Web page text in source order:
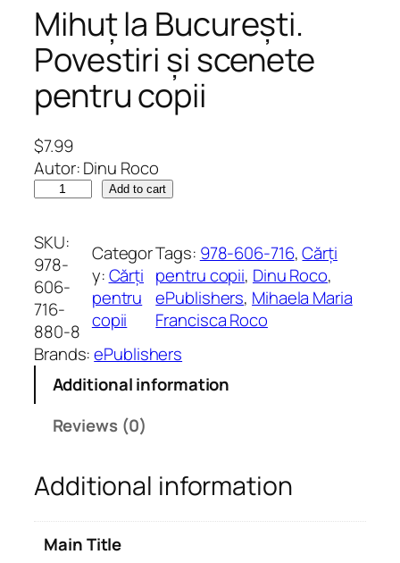
Mihuț la București.
Povestiri și scenete
pentru copii
$7.99
Autor: Dinu Roco
h
u
ț
l
a
B
u
ș
t
i
Add to cart
SKU:
978-
606-
716-
880-8
Categor
y:Cărți
pentru
copii
Tags: 978-606-716, Cărți
pentru copii, Dinu Roco
ePublishers, Mihaela Maria
Francisca Roco
Brands:ePublishers
Additional information
Reviews (0)
Additional information
Main Title